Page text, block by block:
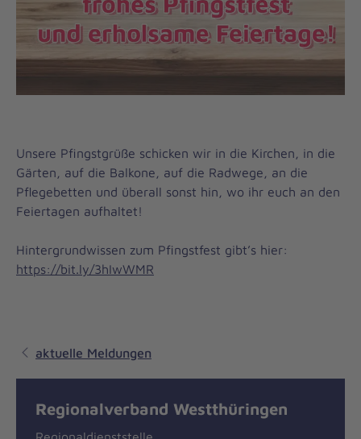
Unsere Pfingstgrüße schicken wir in die Kirchen, in die
Gärten, auf die Balkone, auf die Radwege, an die
Pflegebetten und überall sonst hin, wo ihr euch an den
Feiertagen aufhaltet! ⁣
Hintergrundwissen zum Pfingstfest gibt’s hier:
https://bit.ly/3hIwWMR
aktuelle Meldungen
Regionalverband Westthüringen